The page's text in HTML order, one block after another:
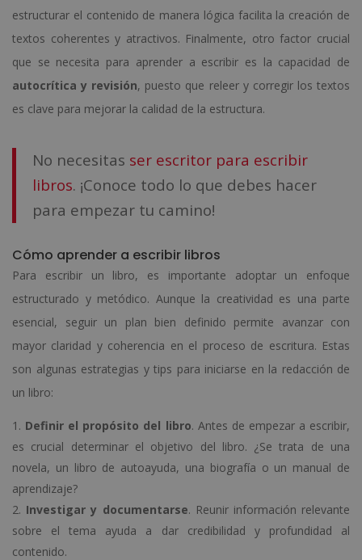
estructurar el contenido de manera lógica facilita la creación de
textos coherentes y atractivos. Finalmente, otro factor crucial
que se necesita para aprender a escribir es la capacidad de
autocrítica y revisión, puesto que releer y corregir los textos
es clave para mejorar la calidad de la estructura.
No necesitas ser escritor para escribir
libros. ¡Conoce todo lo que debes hacer
para empezar tu camino!
Cómo aprender a escribir libros
Para escribir un libro, es importante adoptar un enfoque
estructurado y metódico. Aunque la creatividad es una parte
esencial, seguir un plan bien definido permite avanzar con
mayor claridad y coherencia en el proceso de escritura. Estas
son algunas estrategias y tips para iniciarse en la redacción de
un libro:
Definir el propósito del libro. Antes de empezar a escribir,
es crucial determinar el objetivo del libro. ¿Se trata de una
novela, un libro de autoayuda, una biografía o un manual de
aprendizaje?
Investigar y documentarse. Reunir información relevante
sobre el tema ayuda a dar credibilidad y profundidad al
contenido.